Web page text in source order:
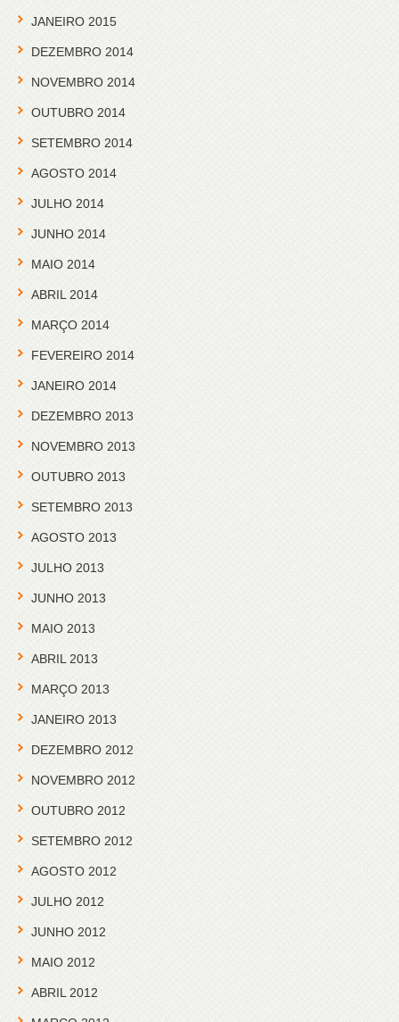
JANEIRO 2015
DEZEMBRO 2014
NOVEMBRO 2014
OUTUBRO 2014
SETEMBRO 2014
AGOSTO 2014
JULHO 2014
JUNHO 2014
MAIO 2014
ABRIL 2014
MARÇO 2014
FEVEREIRO 2014
JANEIRO 2014
DEZEMBRO 2013
NOVEMBRO 2013
OUTUBRO 2013
SETEMBRO 2013
AGOSTO 2013
JULHO 2013
JUNHO 2013
MAIO 2013
ABRIL 2013
MARÇO 2013
JANEIRO 2013
DEZEMBRO 2012
NOVEMBRO 2012
OUTUBRO 2012
SETEMBRO 2012
AGOSTO 2012
JULHO 2012
JUNHO 2012
MAIO 2012
ABRIL 2012